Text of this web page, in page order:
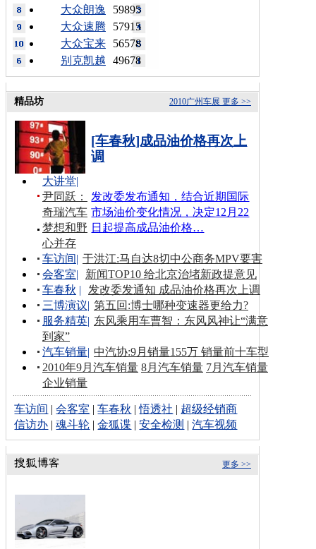
59895
大众朗逸
57915
大众速腾
56578
大众宝来
49678
别克凯越
更多 >>
2010广州车展
精品坊
[车春秋]成品油价格再次上
调
发改委发布通知，结合近期国际
市场油价变化情况，决定12月22
日起提高成品油价格…
大讲堂|
尹同跃：
奇瑞汽车
梦想和野
心并存
车访间| 于洪江:马自达8切中公商务MPV要害
会客室|
新闻TOP10 给北京治堵新政提意见
车春秋 |
发改委发通知 成品油价格再次上调
三博演议| 第五回:博士哪种变速器更给力?
服务精英| 东风乘用车曹智：东风风神让“满意
到家”
汽车销量| 中汽协:9月销量155万 销量前十车型
2010年9月汽车销量 8月汽车销量 7月汽车销量
企业销量
车访间 |会客室 |车春秋 |悟透社 | 超级经销商
信访办 |魂斗轮 |金狐谍 |安全检测 |汽车视频
更多 >>